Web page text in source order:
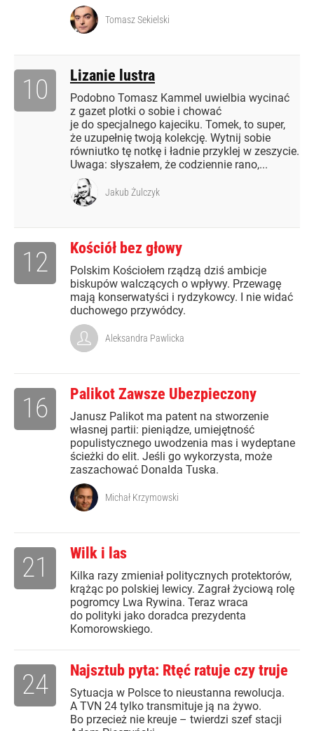
Tomasz Sekielski
Lizanie lustra
Podobno Tomasz Kammel uwielbia wycinać
z gazet plotki o sobie i chować
je do specjalnego kajeciku. Tomek, to super,
że uzupełnię twoją kolekcję. Wytnij sobie
równiutko tę notkę i ładnie przyklej w zeszycie.
Uwaga: słyszałem, że codziennie rano,...
10
Jakub Żulczyk
Kościół bez głowy
Polskim Kościołem rządzą dziś ambicje
biskupów walczących o wpływy. Przewagę
mają konserwatyści i rydzykowcy. I nie widać
duchowego przywódcy.
12
Aleksandra Pawlicka
Palikot Zawsze Ubezpieczony
Janusz Palikot ma patent na stworzenie
własnej partii: pieniądze, umiejętność
populistycznego uwodzenia mas i wydeptane
ścieżki do elit. Jeśli go wykorzysta, może
zaszachować Donalda Tuska.
16
Michał Krzymowski
Wilk i las
Kilka razy zmieniał politycznych protektorów,
krążąc po polskiej lewicy. Zagrał życiową rolę
pogromcy Lwa Rywina. Teraz wraca
do polityki jako doradca prezydenta
Komorowskiego.
21
Najsztub pyta: Rtęć ratuje czy truje
Sytuacja w Polsce to nieustanna rewolucja.
A TVN 24 tylko transmituje ją na żywo.
Bo przecież nie kreuje – twierdzi szef stacji
24